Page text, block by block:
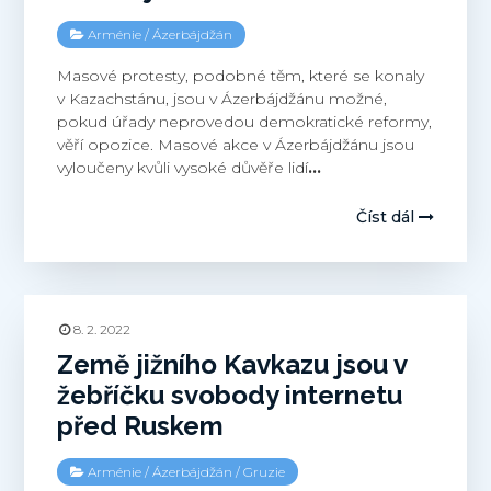
Arménie /Ázerbájdžán
Masové protesty, podobné těm, které se konaly
v Kazachstánu, jsou v Ázerbájdžánu možné,
pokud úřady neprovedou demokratické reformy,
věří opozice. Masové akce v Ázerbájdžánu jsou
vyloučeny kvůli vysoké důvěře lidí…
Číst dál
8. 2. 2022
Země jižního Kavkazu jsou v
žebříčku svobody internetu
před Ruskem
Arménie /Ázerbájdžán /Gruzie